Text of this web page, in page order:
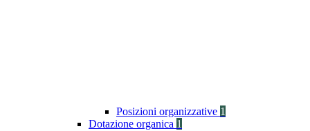
Posizioni organizzative 1
Dotazione organica 1